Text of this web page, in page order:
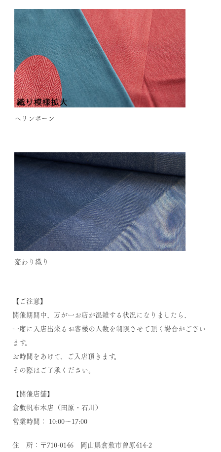
ヘリンボーン
変わり織り
【ご注意】
開催期間中、万が一お店が混雑する状況になりましたら、
一度に入店出来るお客様の人数を制限させて頂く場合がござい
ます。
お時間をあけて、ご入店頂きます。
その際はご了承ください。
【開催店舗】
倉敷帆布本店（田原・石川）
営業時間： 10:00～17:00
住 所：〒710-0146 岡山県倉敷市曽原414-2